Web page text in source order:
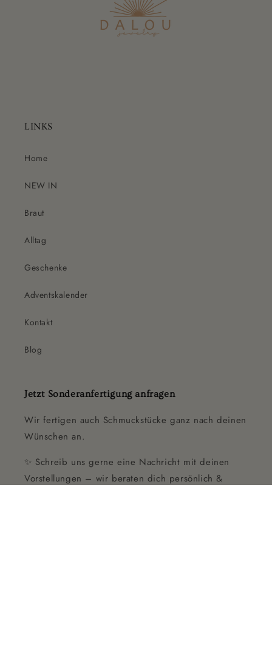
LINKS
Home
NEW IN
Braut
Alltag
Geschenke
Adventskalender
Kontakt
Blog
Jetzt Sonderanfertigung anfragen
Wir fertigen auch Schmuckstücke ganz nach deinen
Wünschen an.
✨ Schreib uns gerne eine Nachricht mit deinen
Vorstellungen – wir beraten dich persönlich &